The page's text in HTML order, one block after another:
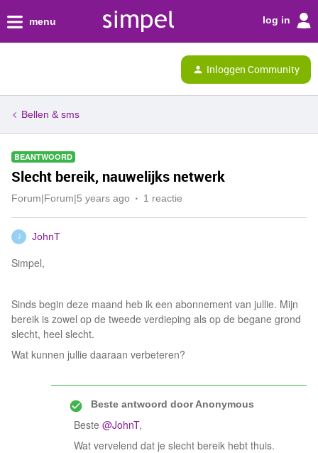
menu log in
Inloggen Community
Bellen & sms
BEANTWOORD
Slecht bereik, nauwelijks netwerk
Forum|Forum|5 years ago 1 reactie
J JohnT
Simpel,
Sinds begin deze maand heb ik een abonnement van jullie. Mijn
bereik is zowel op de tweede verdieping als op de begane grond
slecht, heel slecht.
Wat kunnen jullie daaraan verbeteren?
Beste antwoord doorAnonymous
Beste @JohnT,
Wat vervelend dat je slecht bereik hebt thuis.